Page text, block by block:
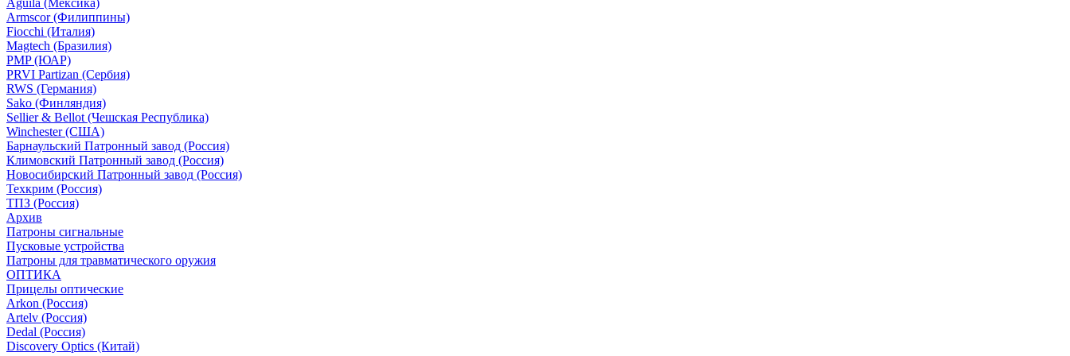
Aguila (Мексика)
Armscor (Филиппины)
Fiocchi (Италия)
Magtech (Бразилия)
PMP (ЮАР)
PRVI Partizan (Сербия)
RWS (Германия)
Sako (Финляндия)
Sellier & Bellot (Чешская Республика)
Winchester (США)
Барнаульский Патронный завод (Россия)
Климовский Патронный завод (Россия)
Новосибирский Патронный завод (Россия)
Техкрим (Россия)
ТПЗ (Россия)
Архив
Патроны сигнальные
Пусковые устройства
Патроны для травматического оружия
ОПТИКА
Прицелы оптические
Arkon (Россия)
Artelv (Россия)
Dedal (Россия)
Discovery Optics (Китай)